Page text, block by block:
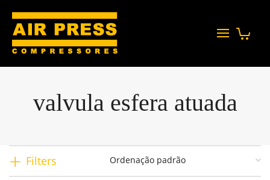
valvula esfera atuada
Filters